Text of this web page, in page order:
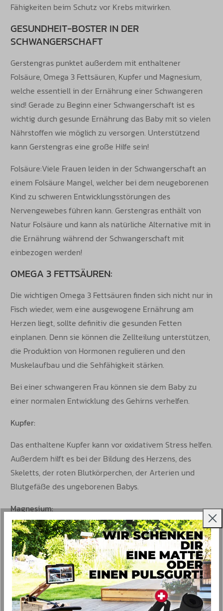
Fähigkeiten beim Schutz vor Krebs mitwirken.
GESUNDHEIT-BOSTER IN DER
SCHWANGERSCHAFT
Gerstengras punktet außerdem mit enthaltener
Folsäure, Omega 3 Fettsäuren, Kupfer und Magnesium,
welche essentiell in der Ernährung einer Schwangeren
sind! Gerade zu Beginn einer Schwangerschaft ist es
wichtig durch gesunde Ernährung das Baby mit so vielen
Nährstoffen wie möglich zu versorgen. Unterstützend
kann Gerstengras eine große Hilfe sein!
Folsäure:Viele Frauen leiden in der Schwangerschaft an
einem Folsäure Mangel, welcher bei dem neugeborenen
Kind zu schweren Entwicklungsstörungen des
Nervengewebes führen kann. Gerstengras enthält von
Natur Folsäure und kann als natürliche Alternative mit in
die Ernährung während der Schwangerschaft mit
einbezogen werden!
OMEGA 3 FETTSÄUREN:
Die wichtigen Omega 3 Fettsäuren finden sich nicht nur in
Fisch wieder, wem eine ausgewogene Ernährung am
Herzen liegt, sollte definitiv die gesunden Fetten
einplanen. Denn sie können die Zellteilung unterstützen,
die Produktion von Hormonen regulieren und den
Muskelaufbau und die Sehfähigkeit stärken.
Bei einer schwangeren Frau können sie dem Baby zu
einer normalen Entwicklung des Gehirns verhelfen.
Kupfer:
Das enthaltene Kupfer kann vor oxidativem Stress helfen.
Außerdem hilft es bei der Bildung des Herzens, des
Skeletts, der roten Blutkörperchen, der Arterien und
Blutgefäße des ungeborenen Babys.
Magnesium:
Eine Schwangerschaft kann sehr belastend sein, gerade
in den letzten Monaten kann eine Frau 15-20 Kilo
Extragewicht mitschleppen. Um die Muskeln,
insbesondere den Rücken, zu stärken, kann die Einnahme
von Magnesium sehr hilfreich sein. Außerdem kann es
bei Müdigkeit helfen, wirkt krampflösend und kann das